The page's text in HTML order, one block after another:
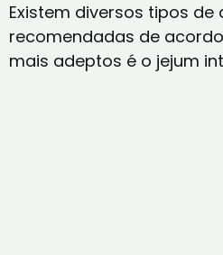
Existem diversos tipos
recomendadas de
mais adeptos é o jejum